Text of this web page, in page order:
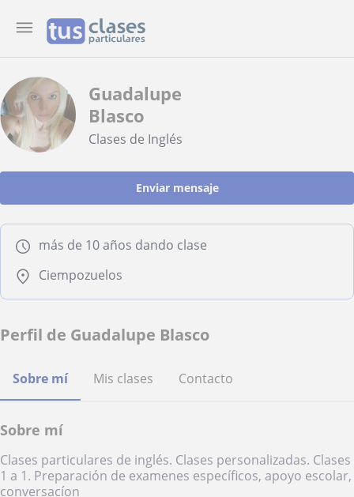
Guadalupe
Blasco
Clases de Inglés
Enviar mensaje
más de 10 años dando clase
Ciempozuelos
Perfil de Guadalupe Blasco
Sobre mí Mis clases Contacto
Sobre mí
Clases particulares de inglés. Clases personalizadas. Clases
1 a 1. Preparación de examenes específicos, apoyo escolar,
conversacíon